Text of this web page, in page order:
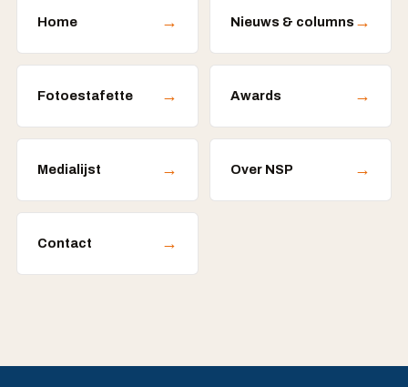
Home → Nieuws & columns →
Fotoestafette → Awards →
Medialijst → Over NSP →
Contact →